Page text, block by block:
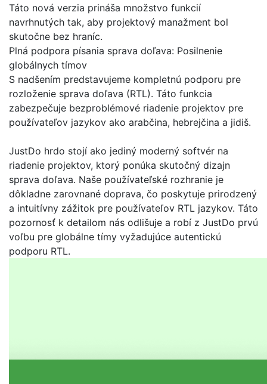
Táto nová verzia prináša množstvo funkcií
navrhnutých tak, aby projektový manažment bol
skutočne bez hraníc.
Plná podpora písania sprava doľava: Posilnenie
globálnych tímov
S nadšením predstavujeme kompletnú podporu pre
rozloženie sprava doľava (RTL). Táto funkcia
zabezpečuje bezproblémové riadenie projektov pre
používateľov jazykov ako arabčina, hebrejčina a jidiš.
JustDo hrdo stojí ako jediný moderný softvér na
riadenie projektov, ktorý ponúka skutočný dizajn
sprava doľava. Naše používateľské rozhranie je
dôkladne zarovnané doprava, čo poskytuje prirodzený
a intuitívny zážitok pre používateľov RTL jazykov. Táto
pozornosť k detailom nás odlišuje a robí z JustDo prvú
voľbu pre globálne tímy vyžadujúce autentickú
podporu RTL.